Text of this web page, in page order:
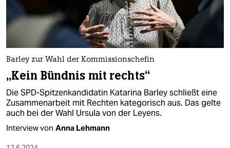
Barley zur Wahl der Kommissionschefin
„Kein Bündnis mit rechts“
Die SPD-Spitzenkandidatin Katarina Barley schließt eine
Zusammenarbeit mit Rechten kategorisch aus. Das gelte
auch bei der Wahl Ursula von der Leyens.
Interview von Anna Lehmann